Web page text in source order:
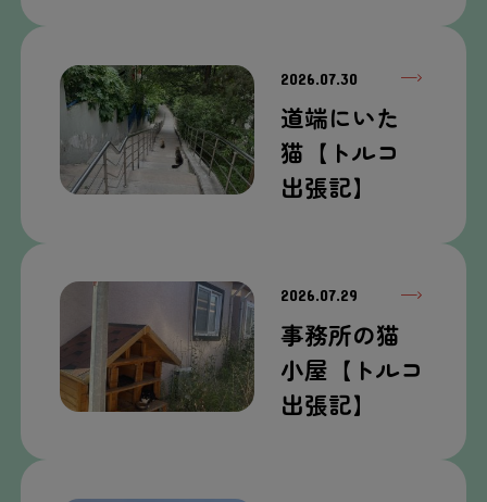
2026.07.30
道端にいた
猫 【トルコ
出張記】
2026.07.29
事務所の猫
小屋 【トルコ
出張記】